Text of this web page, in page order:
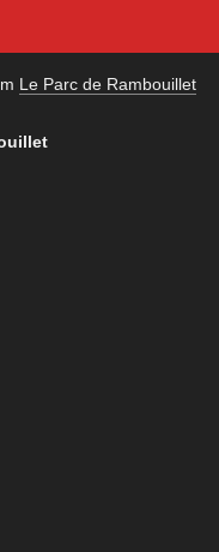
Le Parc de Rambouillet